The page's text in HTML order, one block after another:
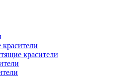
красители